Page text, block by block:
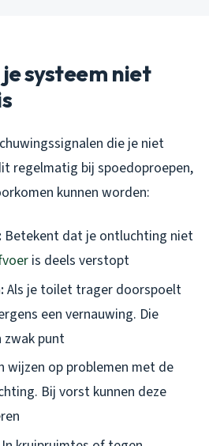
systeem niet
die je niet
regelmatig bij spoedoproepen,
kunnen worden:
Betekent dat je ontluchting niet
is deels verstopt
Als je toilet trager doorspoelt
een vernauwing. Die
punt
wijzen op problemen met de
Bij vorst kunnen deze